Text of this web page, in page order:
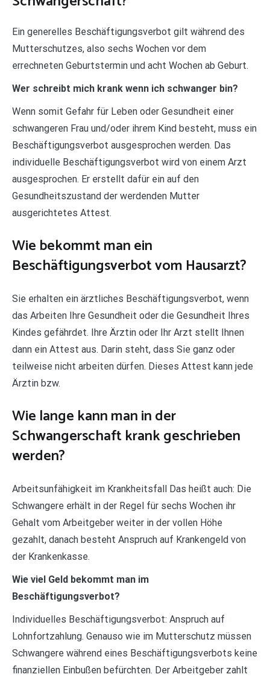
Ein generelles Beschäftigungsverbot gilt während des
Mutterschutzes, also sechs Wochen vor dem
errechneten Geburtstermin und acht Wochen ab Geburt.
Wer schreibt mich krank wenn ich schwanger bin?
Wenn somit Gefahr für Leben oder Gesundheit einer
schwangeren Frau und/oder ihrem Kind besteht, muss ein
Beschäftigungsverbot ausgesprochen werden. Das
individuelle Beschäftigungsverbot wird von einem Arzt
ausgesprochen. Er erstellt dafür ein auf den
Gesundheitszustand der werdenden Mutter
ausgerichtetes Attest.
Wie bekommt man ein
Beschäftigungsverbot vom Hausarzt?
Sie erhalten ein ärztliches Beschäftigungsverbot, wenn
das Arbeiten Ihre Gesundheit oder die Gesundheit Ihres
Kindes gefährdet. Ihre Ärztin oder Ihr Arzt stellt Ihnen
dann ein Attest aus. Darin steht, dass Sie ganz oder
teilweise nicht arbeiten dürfen. Dieses Attest kann jede
Ärztin bzw.
Wie lange kann man in der
Schwangerschaft krank geschrieben
werden?
Arbeitsunfähigkeit im Krankheitsfall Das heißt auch: Die
Schwangere erhält in der Regel für sechs Wochen ihr
Gehalt vom Arbeitgeber weiter in der vollen Höhe
gezahlt, danach besteht Anspruch auf Krankengeld von
der Krankenkasse.
Wie viel Geld bekommt man im
Beschäftigungsverbot?
Individuelles Beschäftigungsverbot: Anspruch auf
Lohnfortzahlung. Genauso wie im Mutterschutz müssen
Schwangere während eines Beschäftigungsverbots keine
finanziellen Einbußen befürchten. Der Arbeitgeber zahlt